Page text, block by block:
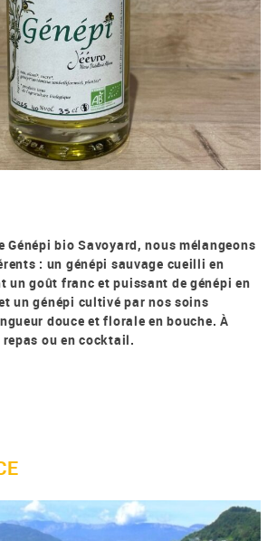
Génépi bio Savoyard, nous mélangeons
: un génépi sauvage cueilli en
un goût franc et puissant de génépi en
un génépi cultivé par nos soins
douce et florale en bouche. À
ou en cocktail.